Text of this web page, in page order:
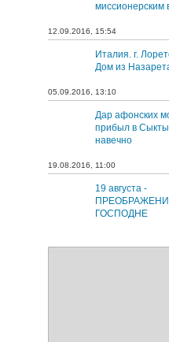
миссионерским
12.09.2016, 15:54
Италия. г.
Дом из
05.09.2016, 13:10
Дар афонских
прибыл в
навечно
19.08.2016, 11:00
19 августа -
ГОСПОДНЕ